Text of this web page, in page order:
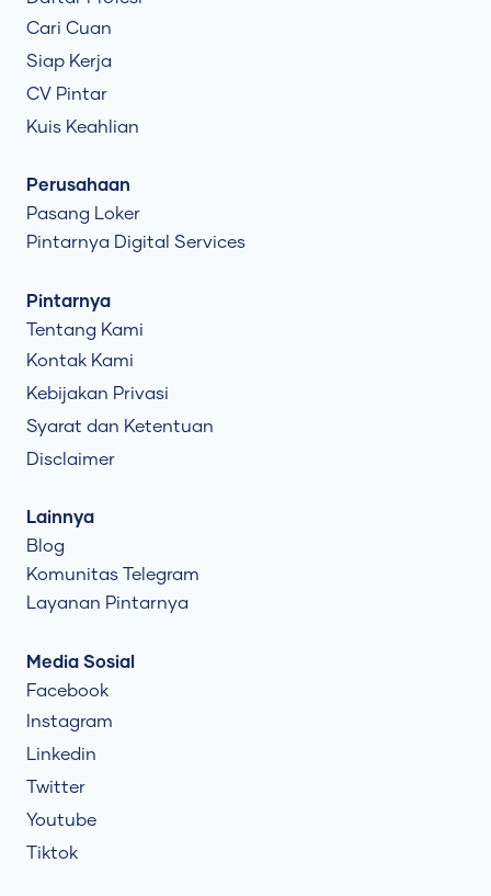
Cari Cuan
Siap Kerja
CV Pintar
Kuis Keahlian
Perusahaan
Pasang Loker
Pintarnya Digital Services
Pintarnya
Tentang Kami
Kontak Kami
Kebijakan Privasi
Syarat dan Ketentuan
Disclaimer
Lainnya
Blog
Komunitas Telegram
Layanan Pintarnya
Media Sosial
Facebook
Instagram
Linkedin
Twitter
Youtube
Tiktok